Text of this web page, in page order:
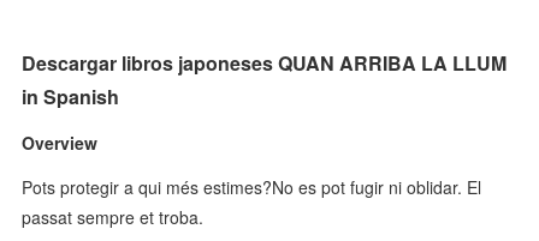
Descargar libros japoneses QUAN ARRIBA LA LLUM
in Spanish
Overview
Pots protegir a qui més estimes?No es pot fugir ni oblidar. El
passat sempre et troba.